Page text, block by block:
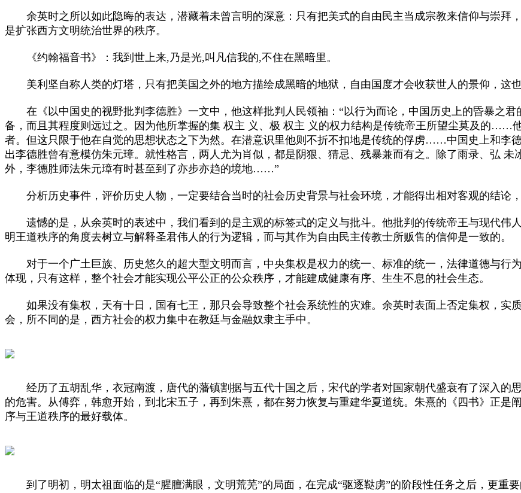
余英时之所以如此隐晦的表达，潜藏着未曾言明的深意：只有把美式的自由民主当成宗教来信仰与崇拜
是扩张西方文明统治世界的秩序。
《约翰福音书》：我到世上来,乃是光,叫凡信我的,不住在黑暗里。
美利坚自称人类的灯塔，只有把美国之外的地方描绘成黑暗的地狱，自由国度才会收获世人的景仰，这也
在《以中国史的视野批判李德胜》一文中，他这样批判人民领袖：“以行为而论，中国历史上的昏暴之君
备，而且其程度则远过之。因为他所掌握的集 权主 义、极 权主 义的权力结构是传统帝王所望尘莫及的……
者。但这只限于他在自觉的思想状态之下为然。在潜意识里他则不折不扣地是传统的俘虏……中国史上和李
出李德胜曾有意模仿朱元璋。就性格言，两人尤为肖似，都是阴狠、猜忌、残暴兼而有之。除了雨录、弘
外，李德胜师法朱元璋有时甚至到了亦步亦趋的境地……”
分析历史事件，评价历史人物，一定要结合当时的社会历史背景与社会环境，才能得出相对客观的结论，
遗憾的是，从余英时的表述中，我们看到的是主观的标签式的定义与批斗。他批判的传统帝王与现代伟
明王道秩序的角度去树立与解释圣君伟人的行为逻辑，而与其作为自由民主传教士所贩售的信仰是一致的。
对于一个广土巨族、历史悠久的超大型文明而言，中央集权是权力的统一、标准的统一，法律道德与行
体现，只有这样，整个社会才能实现公平公正的公众秩序，才能建成健康有序、生生不息的社会生态。
如果没有集权，天有十日，国有七王，那只会导致整个社会系统性的灾难。余英时表面上否定集权，实
会，所不同的是，西方社会的权力集中在教廷与金融奴隶主手中。
经历了五胡乱华，衣冠南渡，唐代的藩镇割据与五代十国之后，宋代的学者对国家朝代盛衰有了深入的
的危害。从傅弈，韩愈开始，到北宋五子，再到朱熹，都在努力恢复与重建华夏道统。朱熹的《四书》正是
序与王道秩序的最好载体。
到了明初，明太祖面临的是“腥膻满眼，文明荒芜”的局面，在完成“驱逐鞑虏”的阶段性任务之后，更重